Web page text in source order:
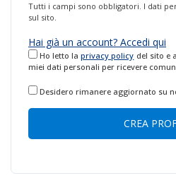
Tutti i campi sono obbligatori. I dati
sul sito.
Hai già un account? Accedi qui
Ho letto laprivacy policy del sito e
miei dati personali per ricevere
Desidero rimanere aggiornato su
CREA